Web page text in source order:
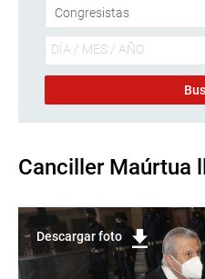
Canciller Maúrtua
Descargar foto